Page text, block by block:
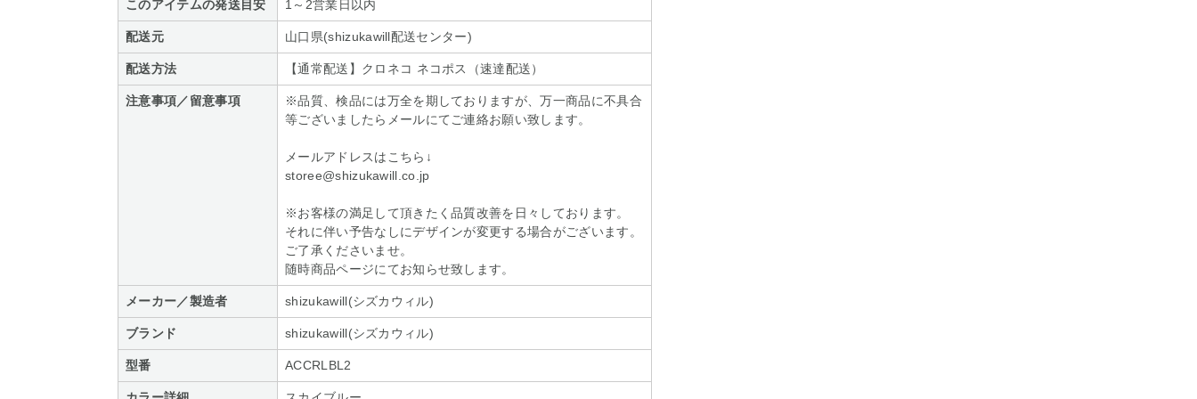
このアイテムの発送目安 1～2営業日以内
配送元 山口県(shizukawill配送センター)
配送方法 【通常配送】クロネコ ネコポス（速達配送）
注意事項／留意事項
※品質、検品には万全を期しておりますが、万一商品に不具合
等ございましたらメールにてご連絡お願い致します。
メールアドレスはこちら↓
storee@shizukawill.co.jp
※お客様の満足して頂きたく品質改善を日々しております。
それに伴い予告なしにデザインが変更する場合がございます。
ご了承くださいませ。
随時商品ページにてお知らせ致します。
メーカー／製造者 shizukawill(シズカウィル)
ブランド shizukawill(シズカウィル)
型番 ACCRLBL2